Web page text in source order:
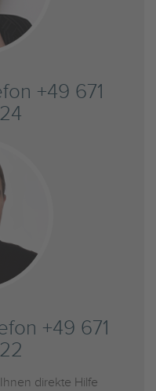
+49 671
+49 671
direkte Hilfe